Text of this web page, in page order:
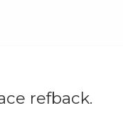
refback.